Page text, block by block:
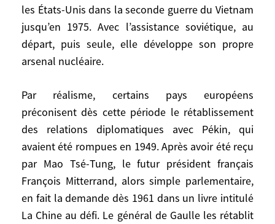
les États-Unis dans la seconde guerre du Vietnam
jusqu’en 1975. Avec l’assistance soviétique, au
départ, puis seule, elle développe son propre
arsenal nucléaire.
Par réalisme, certains pays européens
préconisent dès cette période le rétablissement
des relations diplomatiques avec Pékin, qui
avaient été rompues en 1949. Après avoir été reçu
par Mao Tsé-Tung, le futur président français
François Mitterrand, alors simple parlementaire,
en fait la demande dès 1961 dans un livre intitulé
La Chine au défi. Le général de Gaulle les rétablit
Ensuite, et pour près de 30 ans, la Chine se
referme sur elle-même, à la seule
exception de son alliance avec l’URSS, qui
dure environ dix ans. Elle est engagée dans
Unis en Corée (en 1950-1951), puis
indirecte avec la France dans la première
guerre du Vietnam jusqu’en 1955, puis à
nouveau avec les États-Unis dans la
seconde guerre du Vietnam jusqu’en 1975.
Avec l’assistance soviétique, au départ,
puis seule, elle développe son propre
arsenal nucléaire.